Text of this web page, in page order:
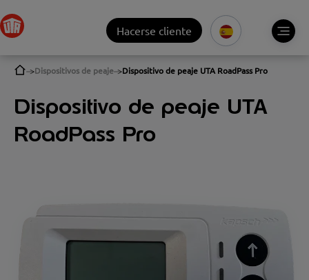
Hacerse cliente
Dispositivos de peaje Dispositivo de peaje UTA RoadPass Pro
Dispositivo de peaje UTA
RoadPass Pro